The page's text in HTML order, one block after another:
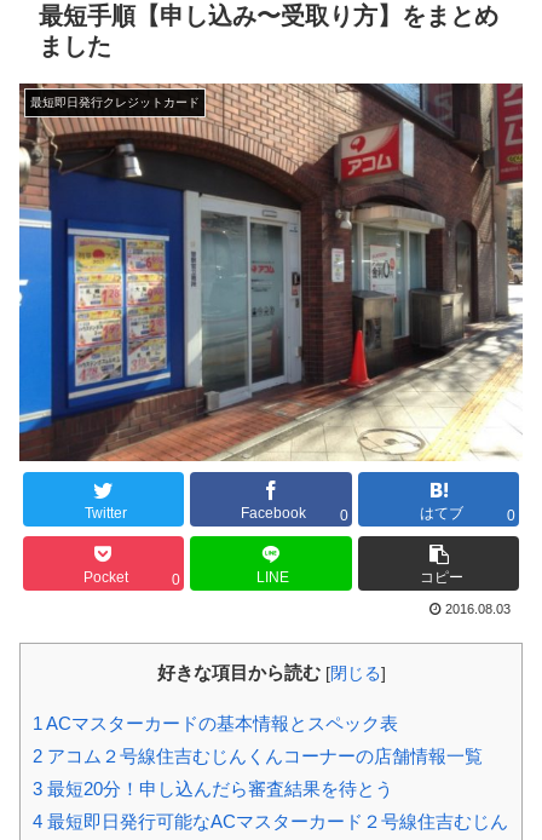
最短手順【申し込み〜受取り方】をまとめ
ました
最短即日発行クレジットカード
Twitter Facebook 0 はてブ 0
Pocket 0 LINE コピー
2016.08.03
好きな項目から読む [閉じる]
1 ACマスターカードの基本情報とスペック表
2 アコム２号線住吉むじんくんコーナーの店舗情報一覧
3 最短20分！申し込んだら審査結果を待とう
4 最短即日発行可能なACマスターカード２号線住吉むじん